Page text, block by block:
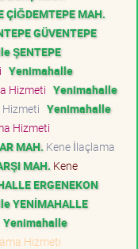
MAH.
GÜVENTEPE
ŞENTEPE
Yenimahalle
Hizmeti Yenimahalle
Yenimahalle
Hizmeti
MAH. Kene İlaçlama
MAH. Kene
ERGENEKON
YENİMAHALLE
Yenimahalle
Hizmeti